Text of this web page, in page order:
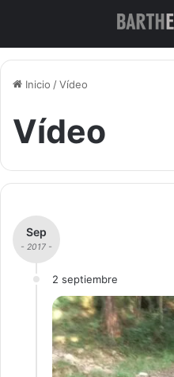
Inicio /Vídeo
Vídeo
Sep
- 2017 -
2 septiembre